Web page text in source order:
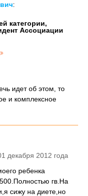
:
категории,
Ассоциации
идет об этом, то
и комплексное
декабря 2012 года
ребенка
гв.На
сижу на диете,но